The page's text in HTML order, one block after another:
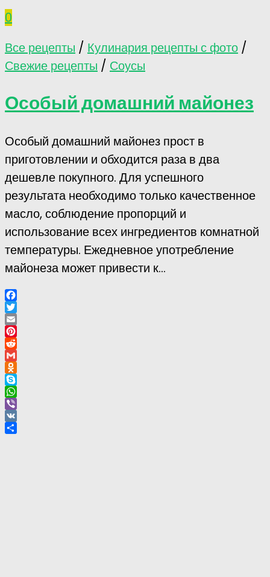
0
Все рецепты / Кулинария рецепты с фото /
Свежие рецепты / Соусы
Особый домашний майонез
Особый домашний майонез прост в
приготовлении и обходится раза в два
дешевле покупного. Для успешного
результата необходимо только качественное
масло, соблюдение пропорций и
использование всех ингредиентов комнатной
температуры. Ежедневное употребление
майонеза может привести к...
Facebook
Twitter
Email
Pinterest
Reddit
Gmail
Odnoklassniki
Skype
WhatsApp
Viber
VK